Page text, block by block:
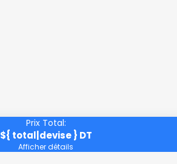
Prix Total:
${ total|devise } DT
Afficher détails